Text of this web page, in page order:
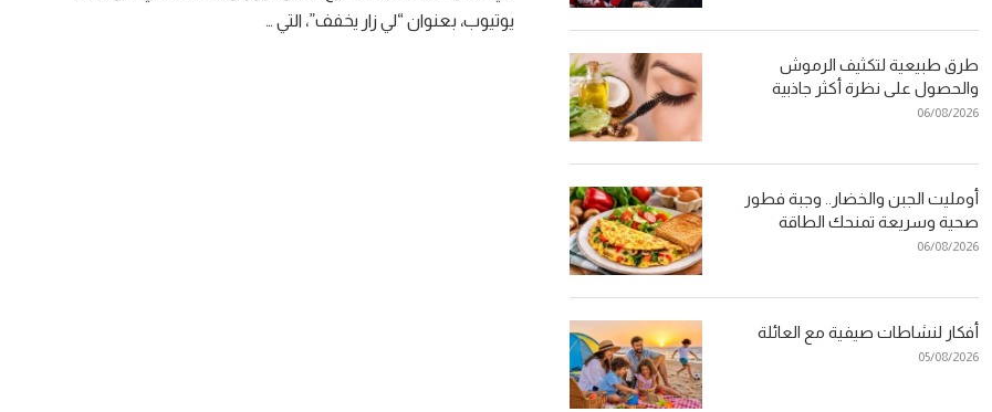
يوتيوب، بعنوان “لي زار يخفف”، التي …
طرق طبيعية لتكثيف الرموش
والحصول على نظرة أكثر جاذبية
06/08/2026
أومليت الجبن والخضار.. وجبة فطور
صحية وسريعة تمنحك الطاقة
06/08/2026
أفكار لنشاطات صيفية مع العائلة
05/08/2026